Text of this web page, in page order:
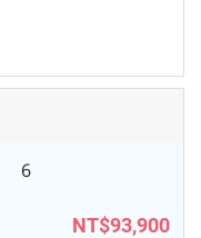
6
NT$93,900